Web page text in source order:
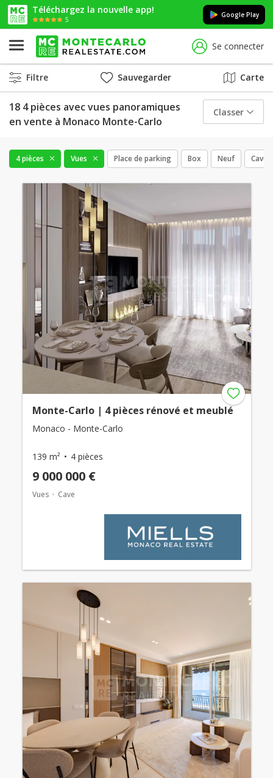
Téléchargez la nouvelle app!
5
Google Play
Se connecter
Filtre Sauvegarder Carte
18 4 pièces avec vues panoramiques
en vente à Monaco Monte-Carlo
Classer
4 pièces Vues Place de parking Box Neuf Cave
Monte-Carlo | 4 pièces rénové et meublé
Monaco - Monte-Carlo
139 m² 4 pièces
9 000 000 €
Vues Cave